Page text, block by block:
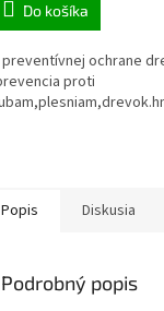
Do košíka
preventívnej ochrane
proti
Popis Diskusia
Podrobný popis